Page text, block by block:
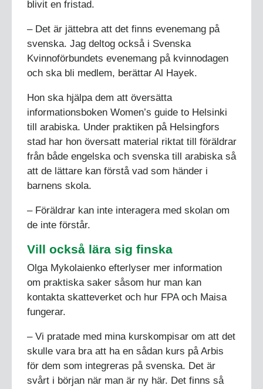
blivit en fristad.
– Det är jättebra att det finns evenemang på
svenska. Jag deltog också i Svenska
Kvinnoförbundets evenemang på kvinnodagen
och ska bli medlem, berättar Al Hayek.
Hon ska hjälpa dem att översätta
informationsboken Women’s guide to Helsinki
till arabiska. Under praktiken på Helsingfors
stad har hon översatt material riktat till föräldrar
från både engelska och svenska till arabiska så
att de lättare kan förstå vad som händer i
barnens skola.
– Föräldrar kan inte interagera med skolan om
de inte förstår.
Vill också lära sig finska
Olga Mykolaienko efterlyser mer information
om praktiska saker såsom hur man kan
kontakta skatteverket och hur FPA och Maisa
fungerar.
– Vi pratade med mina kurskompisar om att det
skulle vara bra att ha en sådan kurs på Arbis
för dem som integreras på svenska. Det är
svårt i början när man är ny här. Det finns så